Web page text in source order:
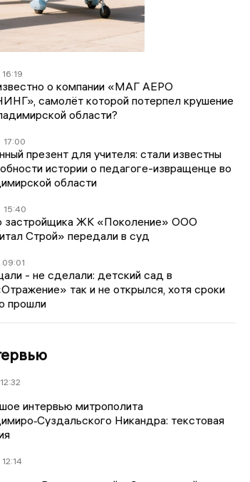
16:19
о компании «МАГ АЕРО
самолёт которой потерпел крушение
области?
17:00
презент для учителя: стали известны
истории о педагоге-извращенце во
области
15:40
застройщика ЖК «Поколение» ООО
Строй» передали в суд
09:01
- не сделали: детский сад в
так и не открылся, хотя сроки
прошли
12:32
интервью митрополита
Никандра: текстовая
12:14